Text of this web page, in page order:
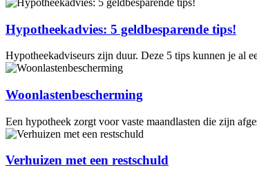
Hypotheekadvies: 5 geldbesparende tips!
Hypotheekadviseurs zijn duur. Deze 5 tips kunnen je al
Woonlastenbescherming
Een hypotheek zorgt voor vaste maandlasten die zijn
Verhuizen met een restschuld